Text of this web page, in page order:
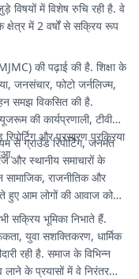
विषयों में विशेष रुचि रही है. वे
क्षेत्र में 2 वर्षों से सक्रिय रूप
की पढ़ाई की है. शिक्षा के
जनसंचार, फोटो जर्नलिज्म,
समझ विकसित की है.
की कार्यप्रणाली, टीवी
और प्रसारण प्रक्रिया
से ग्राउंड रिपोर्टिंग, जनमत
और स्थानीय समाचारों के
सामाजिक, राजनीतिक और
हुए आम लोगों की आवाज को
सक्रिय भूमिका निभाते हैं.
युवा सशक्तिकरण, धार्मिक
रही है. समाज के विभिन्न
के प्रयासों में वे निरंतर